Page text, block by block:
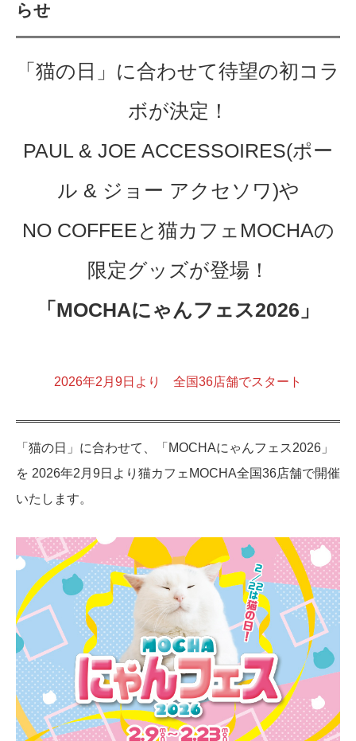
らせ
「猫の日」に合わせて待望の初コラ
ボが決定！
PAUL & JOE ACCESSOIRES(ポー
ル & ジョー アクセソワ)や
NO COFFEEと猫カフェMOCHAの
限定グッズが登場！
「MOCHAにゃんフェス2026」
2026年2月9日より 全国36店舗でスタート
「猫の日」に合わせて、「MOCHAにゃんフェス2026」
を 2026年2月9日より猫カフェMOCHA全国36店舗で開催
いたします。